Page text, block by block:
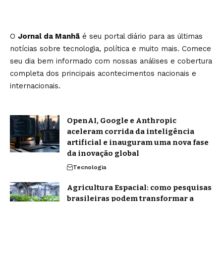
O Jornal da Manhã é seu portal diário para as últimas
notícias sobre tecnologia, política e muito mais. Comece
seu dia bem informado com nossas análises e cobertura
completa dos principais acontecimentos nacionais e
internacionais.
OpenAI, Google e Anthropic
aceleram corrida da inteligência
artificial e inauguram uma nova fase
da inovação global
Tecnologia
Agricultura Espacial: como pesquisas
brasileiras podem transformar a